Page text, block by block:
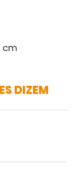
cm
DIZEM